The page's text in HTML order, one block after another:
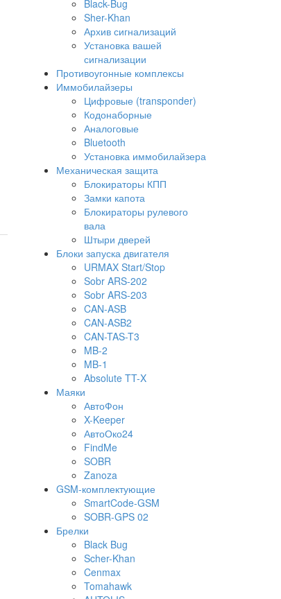
Black-Bug
Sher-Khan
Архив сигнализаций
Установка вашей
сигнализации
Противоугонные комплексы
Иммобилайзеры
Цифровые (transponder)
Кодонаборные
Аналоговые
Bluetooth
Установка иммобилайзера
Механическая защита
Блокираторы КПП
Замки капота
Блокираторы рулевого
вала
Штыри дверей
Блоки запуска двигателя
URMAX Start/Stop
Sobr ARS-202
Sobr ARS-203
CAN-ASB
CAN-ASB2
CAN-TAS-T3
MB-2
MB-1
Absolute TT-X
Маяки
АвтоФон
X-Keeper
АвтоОко24
FindMe
SOBR
Zanoza
GSM-комплектующие
SmartCode-GSM
SOBR-GPS 02
Брелки
Black Bug
Scher-Khan
Cenmax
Tomahawk